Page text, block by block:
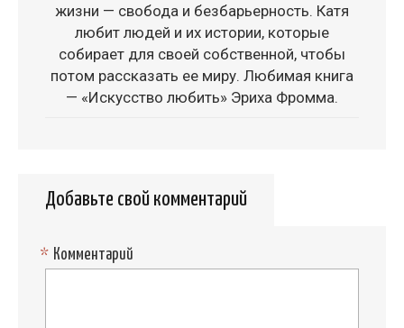
жизни — свобода и безбарьерность. Катя
любит людей и их истории, которые
собирает для своей собственной, чтобы
потом рассказать ее миру. Любимая книга
— «Искусство любить» Эриха Фромма.
Добавьте свой комментарий
Комментарий
*